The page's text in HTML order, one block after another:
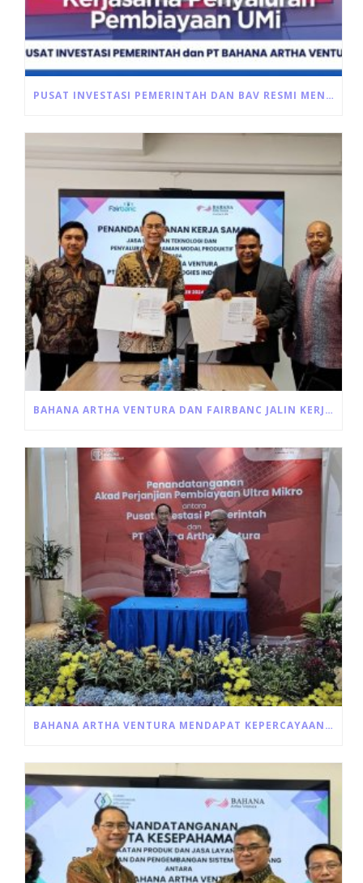
PUSAT INVESTASI PEMERINTAH DAN BAV RESMI MENANDATANGANI AKAD PEMBIAYAAN ULTRA MIKRO
BAHANA ARTHA VENTURA DAN FAIRBANC JALIN KERJA SAMA PINJAMAN MODAL USAHA PRODUKTIF
BAHANA ARTHA VENTURA MENDAPAT KEPERCAYAAN UNTUK PENYALURAN LANGSUNG PROGRAM ULTRA MIKRO DARI PEMERINTAH